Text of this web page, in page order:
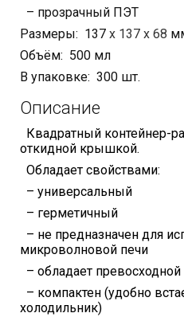
– прозрачный ПЭТ
Размеры: 137 х 137 х 68
Объём: 500 мл
В упаковке: 300 шт.
Описание
Квадратный контейнер-
откидной крышкой.
Обладает свойствами:
– универсальный
– герметичный
– не предназначен для
микроволновой печи
– обладает
– компактен (удобно
холодильник)